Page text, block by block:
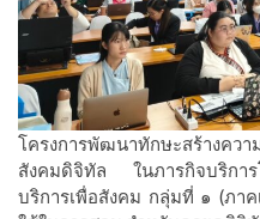
โครงการพัฒนาทักษะสร้างควา
สังคมดิจิทัล ในภารกิจบริการ
บริการเพื่อสังคม กลุ่มที่ ๑ (ภา